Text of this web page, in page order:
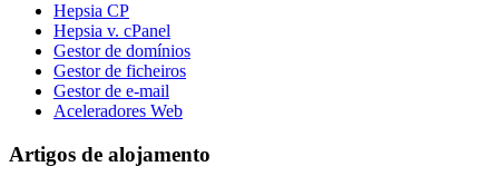
Hepsia CP
Hepsia v. cPanel
Gestor de domínios
Gestor de ficheiros
Gestor de e-mail
Aceleradores Web
Artigos de alojamento